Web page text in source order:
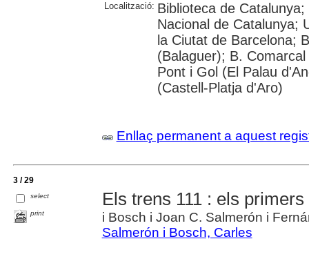
Localització: Biblioteca de
Nacional de Catalunya;
la Ciutat de Barcelona;
(Balaguer); B.
Pont i Gol (El Palau
(Castell-Platja d'Aro)
Enllaç permanent a aquest
3 / 29
select
print
Els trens 111 : els
i Bosch i Joan C. Salmerón i
Salmerón i Bosch, Carles